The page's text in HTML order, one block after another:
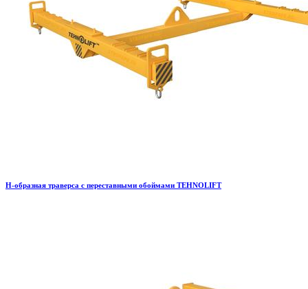
H-образная траверса с переставными обоймами TEHNOLIFT